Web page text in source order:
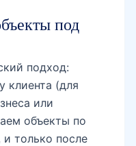
под
подход:
клиента (для
или
объекты по
только после